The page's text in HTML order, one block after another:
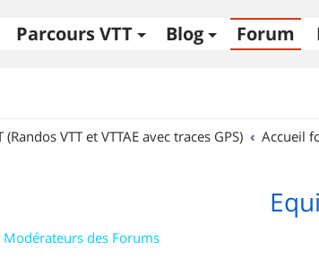
Parcours VTT Blog Forum
(Randos VTT et VTTAE avec traces GPS)
Accueil
Modérateurs des Forums